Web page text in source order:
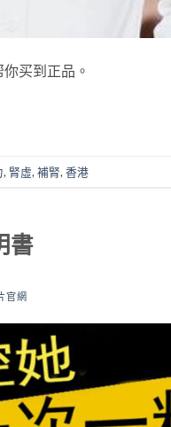
买到正品。
, 腎虛, 補腎, 香港
書
官網